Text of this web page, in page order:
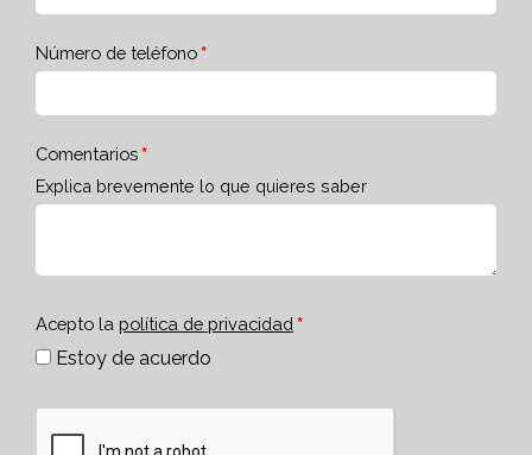
Número de teléfono
Comentarios
Explica brevemente lo que quieres saber
Acepto la política de privacidad
Estoy de acuerdo